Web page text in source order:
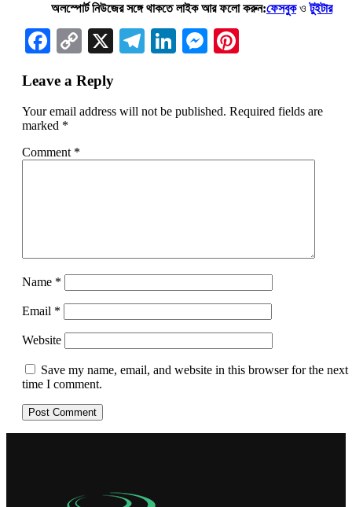
অলস্পোর্ট নিউজের সঙ্গে থাকতে লাইক আর ফলো করুন:ফেসবুকওটুইটার
Facebook
Copy
X Telegram
LinkedIn
Messenger
Leave a Reply
Your email address will not be published. Required fields are
marked *
Comment *
Name *
Email *
Website
Save my name, email, and website in this browser for the next
time I comment.